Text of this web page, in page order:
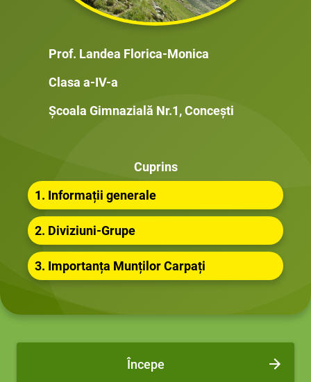
Prof. Landea Florica-Monica
Clasa a-IV-a
Școala Gimnazială Nr.1, Concești
Cuprins
1. Informații generale
2. Diviziuni-Grupe
3. Importanța Munților Carpați
Începe